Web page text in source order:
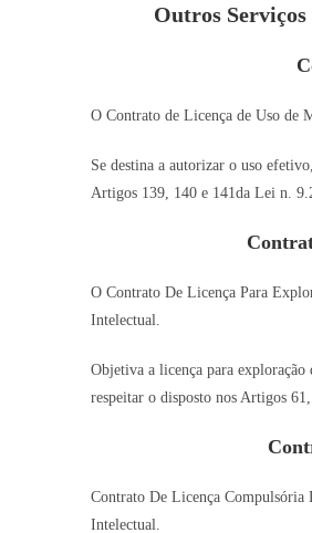
Outros
O Contrato de Licença de Uso de
Se destina a autorizar o uso
Artigos 139, 140 e 141da Lei n.
O Contrato De Licença Para
Intelectual.
Objetiva a licença para
respeitar o disposto nos Artigos
Contrato De Licença Compulsória
Intelectual.